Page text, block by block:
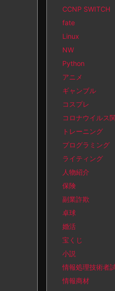
CCNP SWITCH
fate
Linux
NW
Python
アニメ
ギャンブル
コスプレ
コロナウイルス
トレーニング
プログラミング
ライティング
人物紹介
保険
副業詐欺
卓球
婚活
宝くじ
小説
情報処理技術者
情報商材